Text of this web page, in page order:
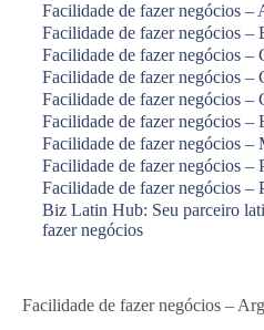
Facilidade de fazer negócios –
Facilidade de fazer negócios –
Facilidade de fazer negócios –
Facilidade de fazer negócios –
Facilidade de fazer negócios –
Facilidade de fazer negócios –
Facilidade de fazer negócios –
Facilidade de fazer negócios –
Facilidade de fazer negócios –
Biz Latin Hub: Seu parceiro
fazer negócios
Facilidade de fazer negócios –